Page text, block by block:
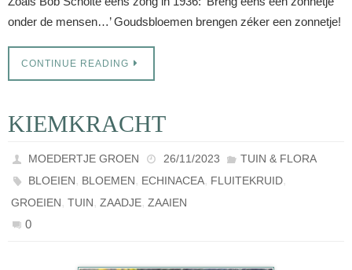
onder de mensen…’ Goudsbloemen brengen zéker een zonnetje!
CONTINUE READING
KIEMKRACHT
MOEDERTJE GROEN 26/11/2023
TUIN & FLORA
BLOEIEN, BLOEMEN, ECHINACEA, FLUITEKRUID,
GROEIEN, TUIN, ZAADJE, ZAAIEN
0